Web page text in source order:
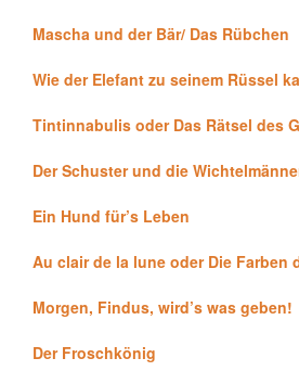
Mascha und der Bär/ Das Rübchen
Wie der Elefant zu seinem Rüssel
Tintinnabulis oder Das Rätsel des
Der Schuster und die
Ein Hund für’s Leben
Au clair de la lune oder Die Farben
Morgen, Findus, wird’s was geben!
Der Froschkönig